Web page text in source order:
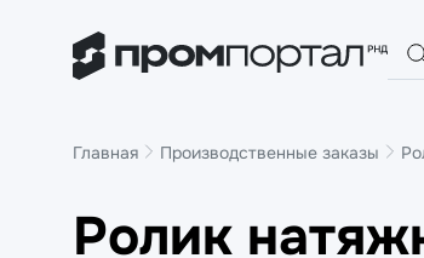
Главная Производственные заказы
Ролик